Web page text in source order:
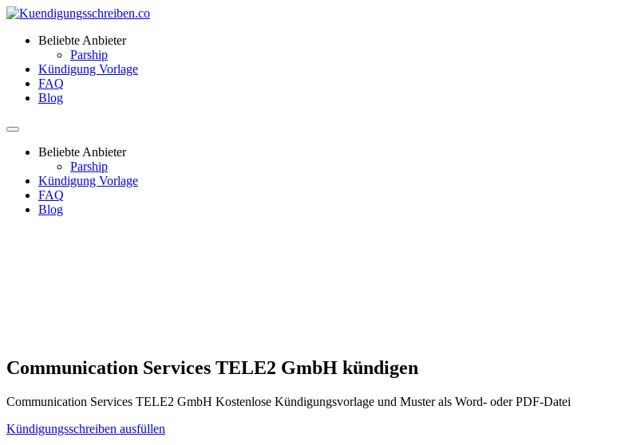
Beliebte Anbieter
Parship
Kündigung Vorlage
FAQ
Blog
Beliebte Anbieter
Parship
Kündigung Vorlage
FAQ
Blog
Communication Services TELE2 GmbH kündigen
Communication Services TELE2 GmbH Kostenlose Kündigungsvorlage und Muster als Word- oder PDF-Datei
Kündigungsschreiben ausfüllen